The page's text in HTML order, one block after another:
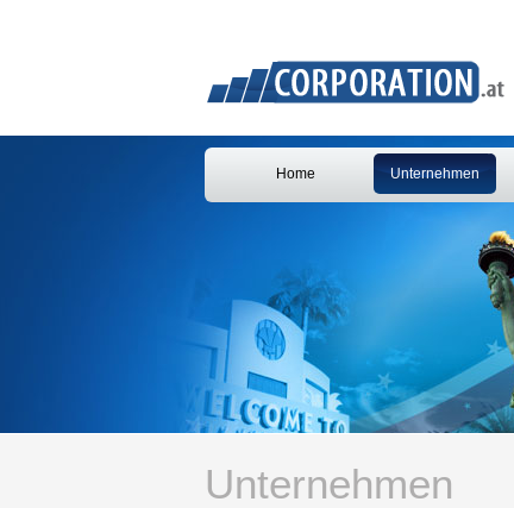
Home Unternehmen
Unternehmen